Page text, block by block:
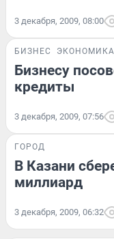
3 декабря, 2009, 08:00
БИЗНЕС ЭКОНОМИКА
Бизнесу
кредиты
3 декабря, 2009, 07:56
ГОРОД
В Казани
миллиард
3 декабря, 2009, 06:32